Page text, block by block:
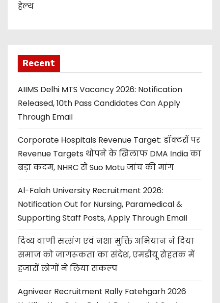
हेल्थ
Recent
AIIMS Delhi MTS Vacancy 2026: Notification
Released, 10th Pass Candidates Can Apply
Through Email
Corporate Hospitals Revenue Target: डॉक्टरों पर
Revenue Targets थोपने के खिलाफ DMA India का
बड़ा कदम, NHRC से Suo Motu जांच की मांग
Al-Falah University Recruitment 2026:
Notification Out for Nursing, Paramedical &
Supporting Staff Posts, Apply Through Email
दिव्य वाणी सत्संग एवं नशा मुक्ति अभियान ने दिया
समाज को जागरूकता का संदेश, एमडीयू रोहतक में
हजारों लोगों ने लिया संकल्प
Agniveer Recruitment Rally Fatehgarh 2026